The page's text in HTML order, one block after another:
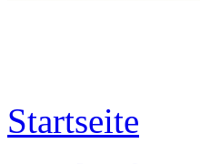
Startseite